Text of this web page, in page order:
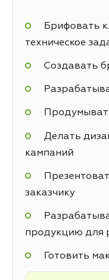
Брифовать
техническое
Создавать
Делать
кампаний
заказчику
продукцию для
Готовить